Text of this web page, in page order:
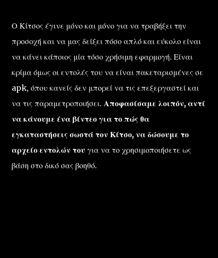
Ο Κίτσος έγινε μόνο και μόνο για να τραβήξει την
προσοχή και να μας δείξει πόσο απλό και εύκολο είναι
να κάνει κάποιος μία τόσο χρήσιμη εφαρμογή. Είναι
κρίμα όμως οι εντολές του να είναι πακεταρισμένες σε
apk, όπου κανείς δεν μπορεί να τις επεξεργαστεί και
να τις παραμετροποιήσει. Αποφασίσαμε λοιπόν, αντί
να κάνουμε ένα βίντεο για το πώς θα
εγκαταστήσεις σωστά τον Κίτσο, να δώσουμε το
αρχείο εντολών του για να το χρησιμοποιήσετε ως
βάση στο δικό σας βοηθό.